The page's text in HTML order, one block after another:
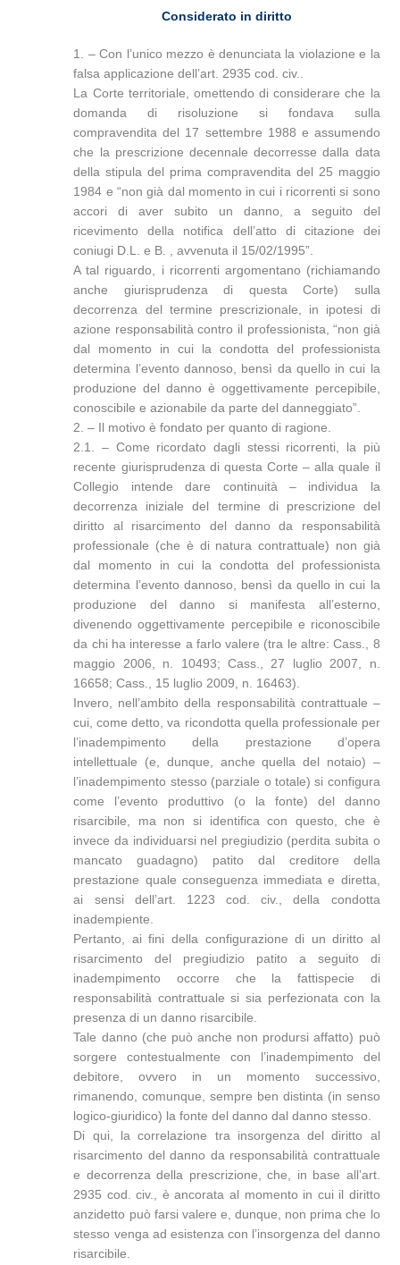
Considerato in diritto
1. – Con l’unico mezzo è denunciata la violazione e la
falsa applicazione dell’art. 2935 cod. civ..
La Corte territoriale, omettendo di considerare che la
domanda di risoluzione si fondava sulla
compravendita del 17 settembre 1988 e assumendo
che la prescrizione decennale decorresse dalla data
della stipula del prima compravendita del 25 maggio
1984 e “non già dal momento in cui i ricorrenti si sono
accori di aver subito un danno, a seguito del
ricevimento della notifica dell’atto di citazione dei
coniugi D.L. e B. , avvenuta il 15/02/1995”.
A tal riguardo, i ricorrenti argomentano (richiamando
anche giurisprudenza di questa Corte) sulla
decorrenza del termine prescrizionale, in ipotesi di
azione responsabilità contro il professionista, “non già
dal momento in cui la condotta del professionista
determina l’evento dannoso, bensì da quello in cui la
produzione del danno è oggettivamente percepibile,
conoscibile e azionabile da parte del danneggiato”.
2. – Il motivo è fondato per quanto di ragione.
2.1. – Come ricordato dagli stessi ricorrenti, la più
recente giurisprudenza di questa Corte – alla quale il
Collegio intende dare continuità – individua la
decorrenza iniziale del termine di prescrizione del
diritto al risarcimento del danno da responsabilità
professionale (che è di natura contrattuale) non già
dal momento in cui la condotta del professionista
determina l’evento dannoso, bensì da quello in cui la
produzione del danno si manifesta all’esterno,
divenendo oggettivamente percepibile e riconoscibile
da chi ha interesse a farlo valere (tra le altre: Cass., 8
maggio 2006, n. 10493; Cass., 27 luglio 2007, n.
16658; Cass., 15 luglio 2009, n. 16463).
Invero, nell’ambito della responsabilità contrattuale –
cui, come detto, va ricondotta quella professionale per
l’inadempimento della prestazione d’opera
intellettuale (e, dunque, anche quella del notaio) –
l’inadempimento stesso (parziale o totale) si configura
come l’evento produttivo (o la fonte) del danno
risarcibile, ma non si identifica con questo, che è
invece da individuarsi nel pregiudizio (perdita subita o
mancato guadagno) patito dal creditore della
prestazione quale conseguenza immediata e diretta,
ai sensi dell’art. 1223 cod. civ., della condotta
inadempiente.
Pertanto, ai fini della configurazione di un diritto al
risarcimento del pregiudizio patito a seguito di
inadempimento occorre che la fattispecie di
responsabilità contrattuale si sia perfezionata con la
presenza di un danno risarcibile.
Tale danno (che può anche non prodursi affatto) può
sorgere contestualmente con l’inadempimento del
debitore, ovvero in un momento successivo,
rimanendo, comunque, sempre ben distinta (in senso
logico-giuridico) la fonte del danno dal danno stesso.
Di qui, la correlazione tra insorgenza del diritto al
risarcimento del danno da responsabilità contrattuale
e decorrenza della prescrizione, che, in base all’art.
2935 cod. civ., è ancorata al momento in cui il diritto
anzidetto può farsi valere e, dunque, non prima che lo
stesso venga ad esistenza con l’insorgenza del danno
risarcibile.